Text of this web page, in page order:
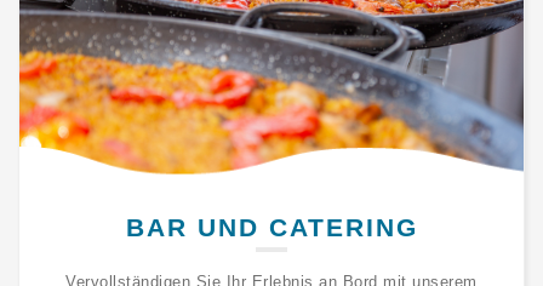
BAR UND CATERING
Vervollständigen Sie Ihr Erlebnis an Bord mit unserem